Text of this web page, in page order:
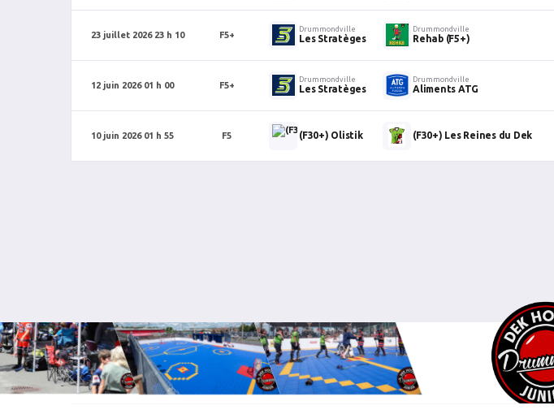
23 juillet 2026 23 h 10 F5+
Drummondville
Les Stratèges
Drummondville
Rehab (F5+)
12 juin 2026 01 h 00 F5+
Drummondville
Les Stratèges
Drummondville
Aliments ATG
10 juin 2026 01 h 55 F5 (F30+) Olistik (F30+) Les Reines du Dek